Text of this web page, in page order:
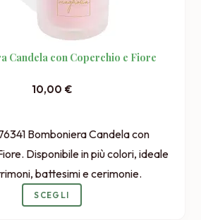
Candela con Coperchio e Fiore
10,00 €
Bomboniera Candela con
Disponibile in più colori, ideale
battesimi e cerimonie.
SCEGLI
prodotto